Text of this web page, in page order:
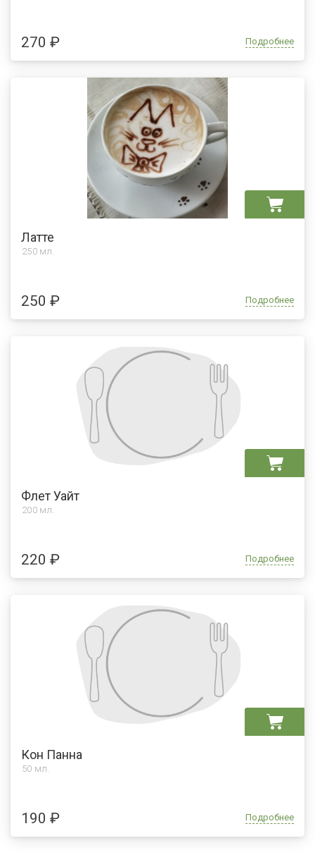
270 ₽ Подробнее
Латте
250 мл.
250 ₽ Подробнее
Флет Уайт
200 мл.
220 ₽ Подробнее
Кон Панна
50 мл.
190 ₽ Подробнее